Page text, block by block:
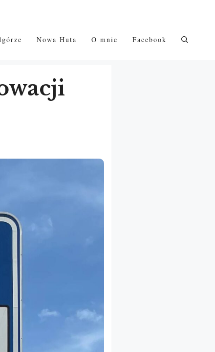
Nowa Huta O mnie Facebook